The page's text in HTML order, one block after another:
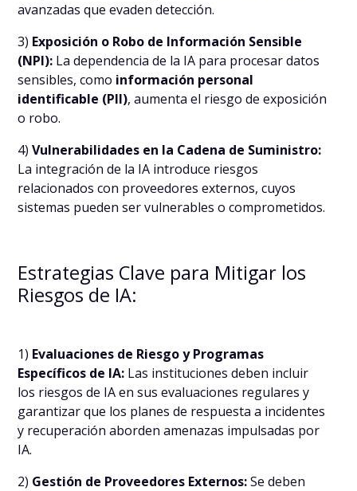
avanzadas que evaden detección.
3) Exposición o Robo de Información Sensible
(NPI): La dependencia de la IA para procesar datos
sensibles, como información personal
identificable (PII), aumenta el riesgo de exposición
o robo.
4) Vulnerabilidades en la Cadena de Suministro:
La integración de la IA introduce riesgos
relacionados con proveedores externos, cuyos
sistemas pueden ser vulnerables o comprometidos.
Estrategias Clave para Mitigar los
Riesgos de IA:
1) Evaluaciones de Riesgo y Programas
Específicos de IA: Las instituciones deben incluir
los riesgos de IA en sus evaluaciones regulares y
garantizar que los planes de respuesta a incidentes
y recuperación aborden amenazas impulsadas por
IA.
2) Gestión de Proveedores Externos:Se deben